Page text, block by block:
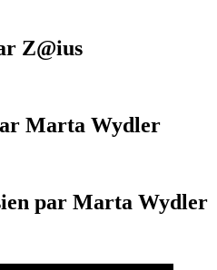
Z@ius
Marta Wydler
par Marta Wydler